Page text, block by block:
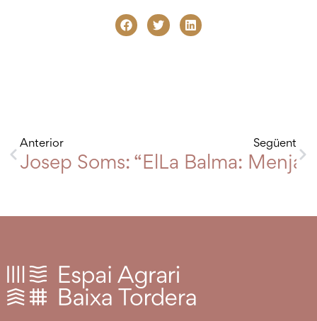
Anterior
Josep Soms: “El canvi climàtic i
Següent
La Balma: